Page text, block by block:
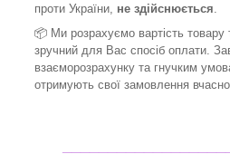
проти України, не здійснюється.
📦 Ми розрахуємо вартість товару
зручний для Вас спосіб оплати.
взаєморозрахунку та гнучким
отримують свої замовлення